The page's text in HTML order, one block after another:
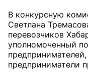
В конкурсную
Светлана
перевозчиков
уполномоченный
предприниматели